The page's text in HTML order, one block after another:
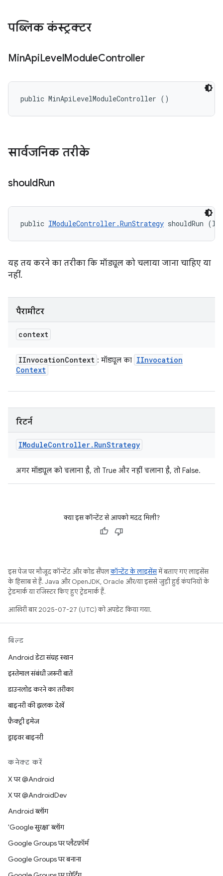
पब्लिक कंस्ट्रक्टर
MinApiLevelModuleController
public MinApiLevelModuleController ()
सार्वजनिक तरीके
shouldRun
public IModuleController.RunStrategy shouldRun
यह तय करने का तरीका कि मॉड्यूल को चलाया जाना चाहिए या
नहीं.
पैरामीटर
context
IInvocationContext : मॉड्यूल का IInvocation
Context
रिटर्न
IModuleController. RunStrategy
अगर मॉड्यूल को चलाना है, तो True और नहीं चलाना है, तो False.
क्या इस कॉन्टेंट से आपको मदद मिली?
इस पेज पर मौजूद कॉन्टेंट और कोड सैंपलकॉन्टेंट के लाइसेंसमें बताए गए लाइसेंस
के हिसाब से हैं. Java और OpenJDK, Oracle और/या इससे जुड़ी हुई कंपनियों के
ट्रेडमार्क या रजिस्टर किए हुए ट्रेडमार्क हैं.
आखिरी बार 2025-07-27 (UTC) को अपडेट किया गया.
बिल्ड
Android डेटा संग्रह स्थान
इस्तेमाल संबंधी ज़रूरी बातें
डाउनलोड करने का तरीका
बाइनरी की झलक देखें
फ़ैक्ट्री इमेज
ड्राइवर बाइनरी
कनेक्ट करें
X पर @Android
X पर @AndroidDev
Android ब्लॉग
'Google सुरक्षा' ब्लॉग
Google Groups पर प्लैटफ़ॉर्म
Google Groups पर बनाना